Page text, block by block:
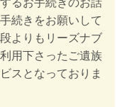
続きをお願いして
よりもリーズナブ
用下さったご遺族
スとなっておりま